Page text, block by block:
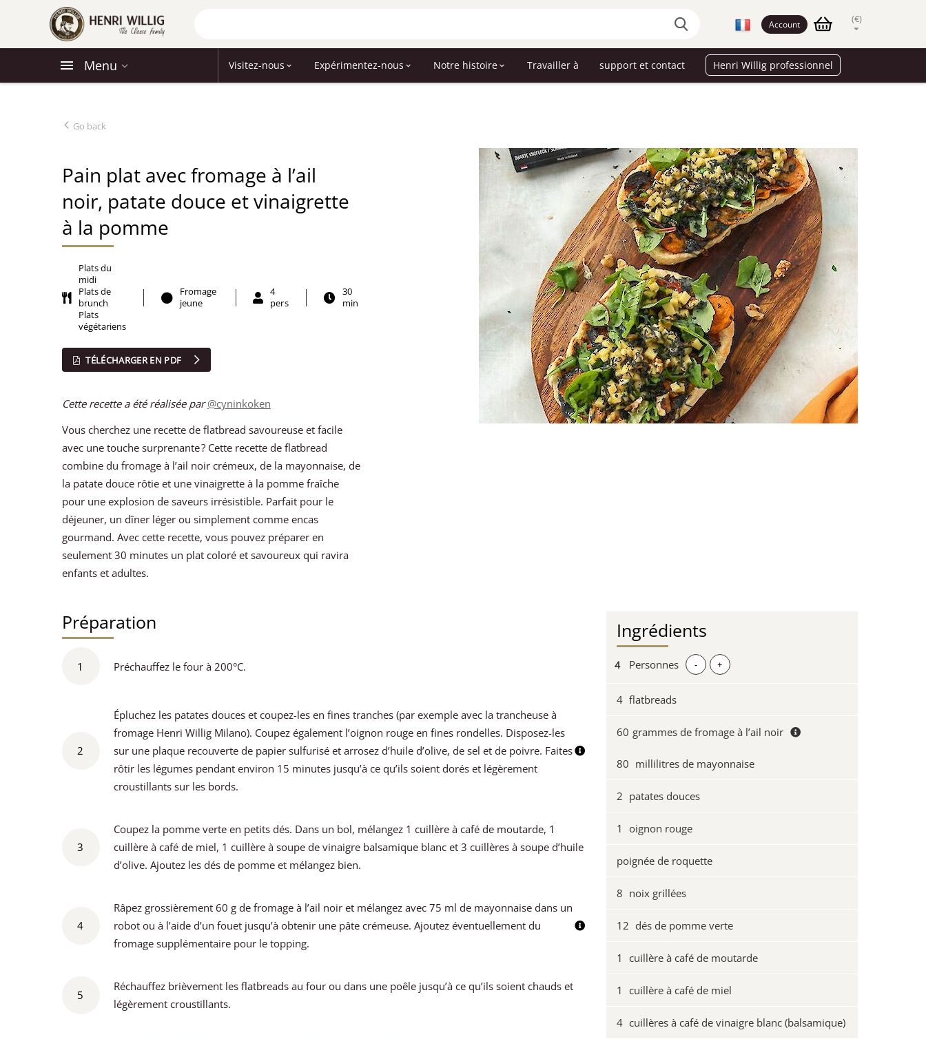
Account (€)
Menu Visitez-nous Expérimentez-nous Notre histoire Travailler à support et contact Henri Willig professionnel
Go back
Pain plat avec fromage à l’ail
noir, patate douce et vinaigrette
à la pomme
Plats du
midi
Plats de
brunch
Plats
végétariens
Fromage
jeune
4
pers
30
min
TÉLÉCHARGER EN PDF
Cette recette a été réalisée par@cyninkoken
Vous cherchez une recette de flatbread savoureuse et facile
avec une touche surprenante ? Cette recette de flatbread
combine du fromage à l’ail noir crémeux, de la mayonnaise, de
la patate douce rôtie et une vinaigrette à la pomme fraîche
pour une explosion de saveurs irrésistible. Parfait pour le
déjeuner, un dîner léger ou simplement comme encas
gourmand. Avec cette recette, vous pouvez préparer en
seulement 30 minutes un plat coloré et savoureux qui ravira
enfants et adultes.
Préparation
1 Préchauffez le four à 200°C.
2
Épluchez les patates douces et coupez-les en fines tranches (par exemple avec la trancheuse à
fromage Henri Willig Milano). Coupez également l’oignon rouge en fines rondelles. Disposez-les
sur une plaque recouverte de papier sulfurisé et arrosez d’huile d’olive, de sel et de poivre. Faites
rôtir les légumes pendant environ 15 minutes jusqu’à ce qu’ils soient dorés et légèrement
croustillants sur les bords.
3
Coupez la pomme verte en petits dés. Dans un bol, mélangez 1 cuillère à café de moutarde, 1
cuillère à café de miel, 1 cuillère à soupe de vinaigre balsamique blanc et 3 cuillères à soupe d’huile
d’olive. Ajoutez les dés de pomme et mélangez bien.
4
Râpez grossièrement 60 g de fromage à l’ail noir et mélangez avec 75 ml de mayonnaise dans un
robot ou à l’aide d’un fouet jusqu’à obtenir une pâte crémeuse. Ajoutez éventuellement du
fromage supplémentaire pour le topping.
5
Réchauffez brièvement les flatbreads au four ou dans une poêle jusqu’à ce qu’ils soient chauds et
légèrement croustillants.
Ingrédients
Personnes - +
4 flatbreads
60 grammes de fromage à l’ail noir
80 millilitres de mayonnaise
2 patates douces
1 oignon rouge
poignée de roquette
8 noix grillées
12 dés de pomme verte
1 cuillère à café de moutarde
1 cuillère à café de miel
4 cuillères à café de vinaigre blanc (balsamique)